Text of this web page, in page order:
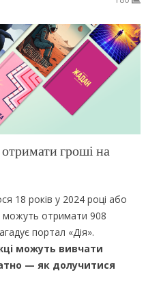
гроші на
18 років у 2024 році або
можуть отримати 908
портал «Дія».
можуть вивчати
— як долучитися